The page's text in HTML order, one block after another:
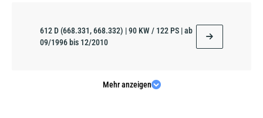
612 D (668.331, 668.332) | 90 KW / 122 PS | ab
09/1996 bis 12/2010
Mehr anzeigen